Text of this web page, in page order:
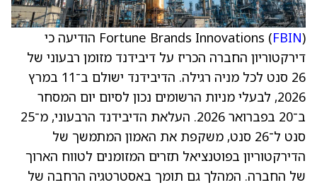
Fortune Brands Innovations (FBIN
) הודיעה כי
דירקטוריון החברה הכריז על דיבידנד מזומן רבעוני של
26 סנט לכל מניה רגילה. הדיבידנד ישולם ב־11 במרץ
2026, לבעלי מניות הרשומים נכון לסיום יום המסחר
ב־20 בפברואר 2026. העלאת הדיבידנד הרבעוני, מ־25
סנט ל־26 סנט, משקפת את האמון המתמשך של
הדירקטוריון בפוטנציאל תזרים המזומנים לטווח הארוך
של החברה. המהלך גם תומך באסטרטגיה הרחבה של